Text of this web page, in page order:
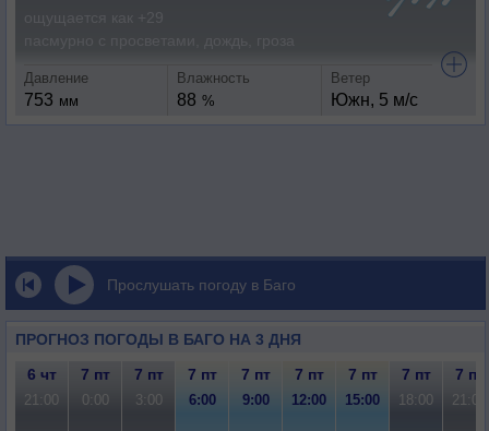
Давление
753 мм
Влажность
88 %
Ветер
Южн, 5 м/с
Прослушать погоду в Баго
ПРОГНОЗ ПОГОДЫ В БАГО НА 3 ДНЯ
6 чт 7 пт 7 пт 7 пт 7 пт 7 пт 7 пт 7 пт 7 пт
21:00 0:00 3:00 6:00 9:00 12:00 15:00 18:00 21:00